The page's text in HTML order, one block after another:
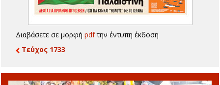
Διαβάσετε σε μορφήpdfτην έντυπη έκδοση
Τεύχος 1733